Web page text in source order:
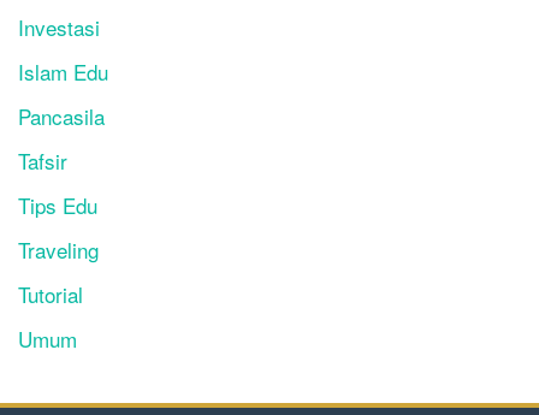
Investasi
Islam Edu
Pancasila
Tafsir
Tips Edu
Traveling
Tutorial
Umum